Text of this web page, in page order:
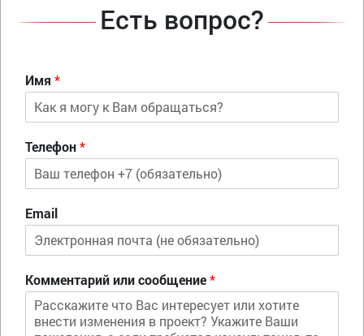
Есть вопрос?
Имя *
Телефон*
Email
Комментарий или сообщение*